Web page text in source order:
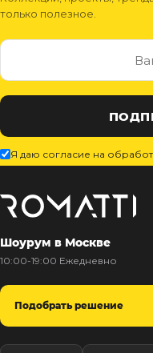
только полезное.
Я даю согласие на
Шоурум в Москве
10:00-19:00 Ежедневно
Подобрать решение